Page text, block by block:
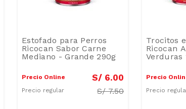
Estofado para Perros
Ricocan Sabor Carne
Mediano - Grande 290g
Precio Online S/ 6.00
Precio regular S/7.50
Trocitos
Ricocan
Verduras
Precio
Precio